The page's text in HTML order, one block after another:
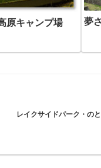
原キャンプ場 夢
レイクサイドパーク・の